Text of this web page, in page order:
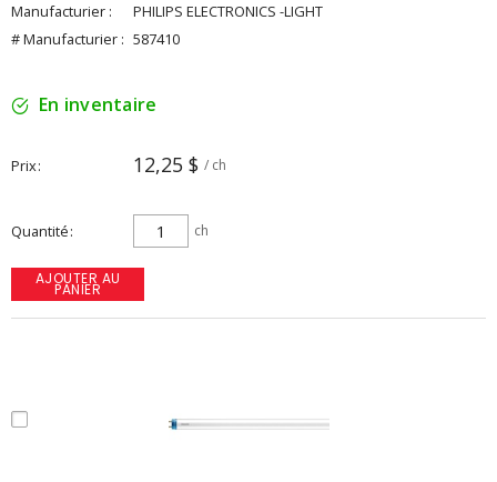
Manufacturier :
PHILIPS ELECTRONICS -LIGHT
# Manufacturier : 587410
En inventaire
Prix 12,25 $ / ch
Quantité ch
AJOUTER AU
PANIER